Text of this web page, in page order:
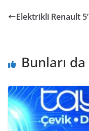
Elektrikli Renault
Bunları